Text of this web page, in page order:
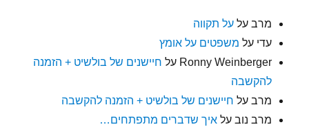
מרב עלעל תקווה
עדי על משפטים על אומץ
Ronny Weinberger על חיישנים של בולשיט + הזמנה
להקשבה
מרב על חיישנים של בולשיט + הזמנה להקשבה
מרב נוב עלאיך שדברים מתפתחים…